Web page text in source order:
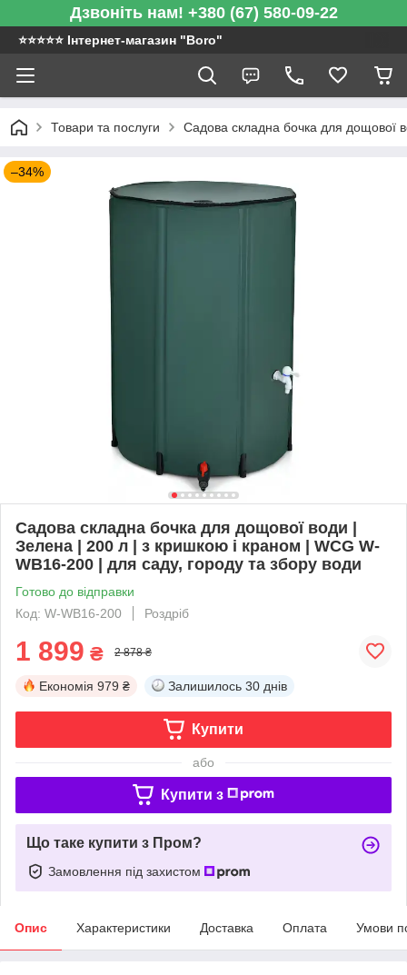
Дзвоніть нам! +380 (67) 580-09-22
⭐️⭐️⭐️⭐️⭐️ Інтернет-магазин "Boro"
Товари та послуги Садова складна бочка для дощової
–34%
Садова складна бочка для дощової води |
Зелена | 200 л | з кришкою і краном | WCG W-
WB16-200 | для саду, городу та збору води
Готово до відправки
Код: W-WB16-200
Роздріб
1 899 ₴ 2 878 ₴
Економія 979 ₴ Залишилось 30 днів
Купити
або
Купити з
Що таке купити з Пром?
Замовлення під захистом
Опис Характеристики Доставка Оплата Умови